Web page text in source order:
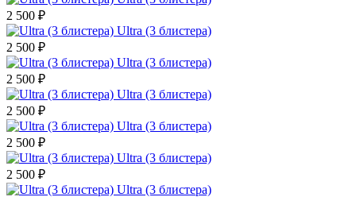
2 500 ₽
Ultra (3 блистера)
2 500 ₽
Ultra (3 блистера)
2 500 ₽
Ultra (3 блистера)
2 500 ₽
Ultra (3 блистера)
2 500 ₽
Ultra (3 блистера)
2 500 ₽
Ultra (3 блистера)